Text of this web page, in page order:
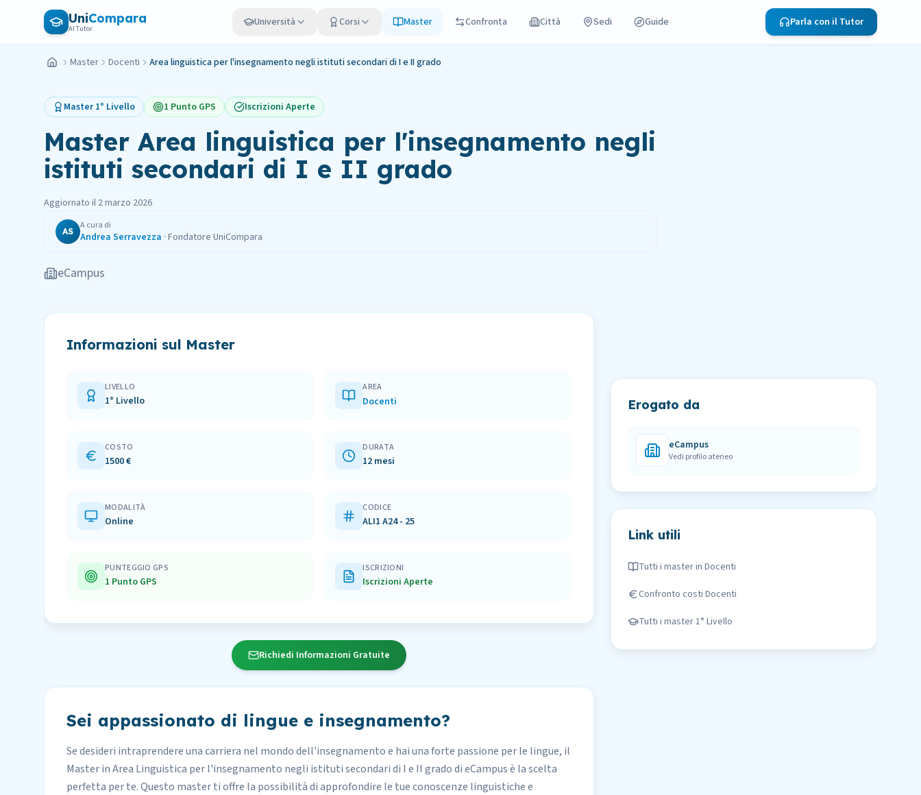
Vai al contenuto principale
UniCompara
AI Tutor Università Corsi Master Confronta Città Sedi Guide Parla con il Tutor
Home Master Docenti Area linguistica per l'insegnamento negli istituti secondari di I e II grado
Master1° Livello 1 Punto GPS Iscrizioni Aperte
Master Area linguistica per l'insegnamento negli
istituti secondari di I e II grado
Aggiornato il 2 marzo 2026
AS
A cura di
Andrea Serravezza · Fondatore UniCompara
eCampus
Informazioni sul Master
LIVELLO
1° Livello
AREA
Docenti
COSTO
1500 €
DURATA
12 mesi
MODALITÀ
Online
CODICE
ALI1 A24 - 25
PUNTEGGIO GPS
1 Punto GPS
ISCRIZIONI
Iscrizioni Aperte
Richiedi Informazioni Gratuite
Sei appassionato di lingue e insegnamento?
Se desideri intraprendere una carriera nel mondo dell'insegnamento e hai una forte passione per le lingue, il
Master in Area Linguistica per l'insegnamento negli istituti secondari di I e II grado di eCampus è la scelta
perfetta per te. Questo master ti offre la possibilità di approfondire le tue conoscenze linguistiche e
Erogato da
eCampus
Vedi profilo ateneo
Link utili
Tutti i master in Docenti
Confronto costi Docenti
Tutti i master1° Livello